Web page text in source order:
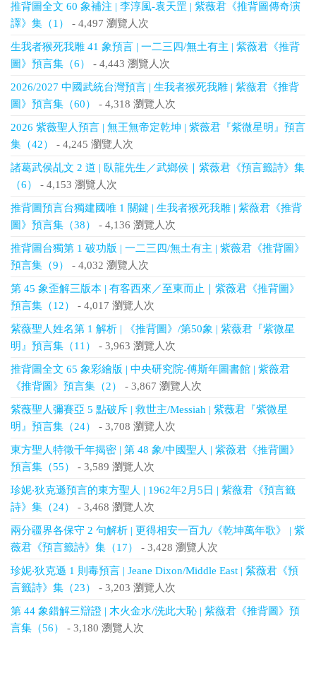
推背圖全文 60 象補注 | 李淳風-袁天罡 | 紫薇君《推背圖傳奇演
譯》集（1）
- 4,497 瀏覽人次
生我者猴死我雕 41 象預言 | 一二三四/無土有主 | 紫薇君《推背
圖》預言集（6）
- 4,443 瀏覽人次
2026/2027 中國武統台灣預言 | 生我者猴死我雕 | 紫薇君《推背
圖》預言集（60）
- 4,318 瀏覽人次
2026 紫薇聖人預言 | 無王無帝定乾坤 | 紫薇君『紫微星明』預言
集（42）
- 4,245 瀏覽人次
諸葛武侯乩文 2 道 | 臥龍先生／武鄉侯｜紫薇君《預言籤詩》集
（6）
- 4,153 瀏覽人次
推背圖預言台獨建國唯 1 關鍵 | 生我者猴死我雕 | 紫薇君《推背
圖》預言集（38）
- 4,136 瀏覽人次
推背圖台獨第 1 破功版 | 一二三四/無土有主 | 紫薇君《推背圖》
預言集（9）
- 4,032 瀏覽人次
第 45 象歪解三版本 | 有客西來／至東而止｜紫薇君《推背圖》
預言集（12）
- 4,017 瀏覽人次
紫薇聖人姓名第 1 解析 | 《推背圖》/第50象 | 紫薇君『紫微星
明』預言集（11）
- 3,963 瀏覽人次
推背圖全文 65 象彩繪版 | 中央研究院-傅斯年圖書館 | 紫薇君
《推背圖》預言集（2）
- 3,867 瀏覽人次
紫薇聖人彌賽亞 5 點破斥 | 救世主/Messiah | 紫薇君『紫微星
明』預言集（24）
- 3,708 瀏覽人次
東方聖人特徵千年揭密 | 第 48 象/中國聖人 | 紫薇君《推背圖》
預言集（55）
- 3,589 瀏覽人次
珍妮‧狄克遜預言的東方聖人 | 1962年2月5日 | 紫薇君《預言籤
詩》集（24）
- 3,468 瀏覽人次
兩分疆界各保守 2 句解析 | 更得相安一百九/《乾坤萬年歌》 | 紫
薇君《預言籤詩》集（17）
- 3,428 瀏覽人次
珍妮‧狄克遜 1 則毒預言 | Jeane Dixon/Middle East | 紫薇君《預
言籤詩》集（23）
- 3,203 瀏覽人次
第 44 象錯解三辯證 | 木火金水/洗此大恥 | 紫薇君《推背圖》預
言集（56）
- 3,180 瀏覽人次